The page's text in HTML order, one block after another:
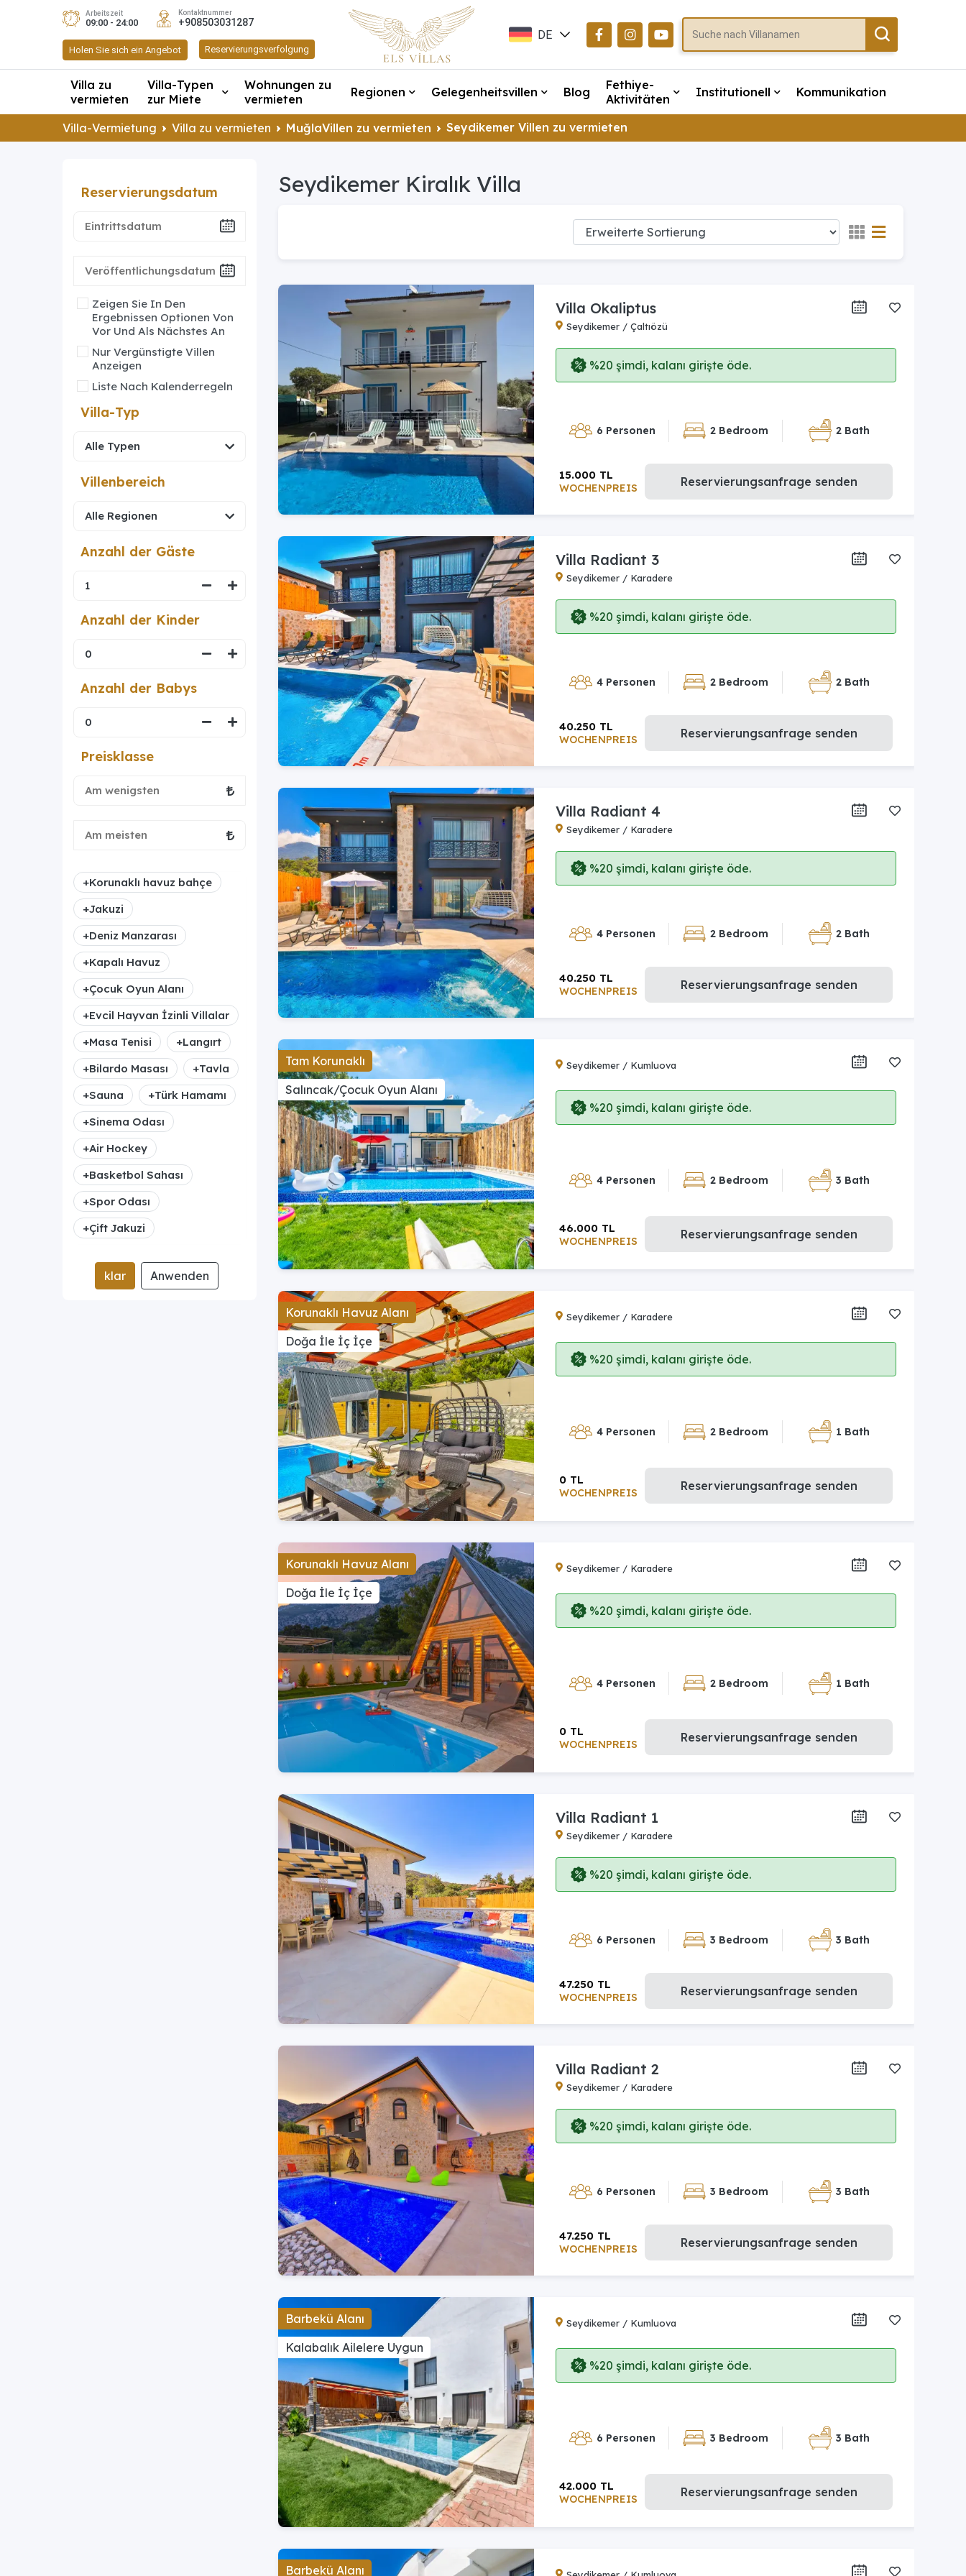
Arbeitszeit
09:00 - 24:00
Kontaktnummer
+908503031287
Holen Sie sich ein Angebot Reservierungsverfolgung
DE
TR
Villa zu
vermieten
Villa-Typen
zur Miete
Wohnungen zu
vermieten
Regionen Gelegenheitsvillen Blog
Fethiye-
Aktivitäten
Institutionell Kommunikation
Villa-Vermietung Villa zu vermieten MuğlaVillen zu vermieten Seydikemer Villen zu vermieten
Reservierungsdatum
Zeigen Sie In Den
Ergebnissen Optionen Von
Vor Und Als Nächstes An
Nur Vergünstigte Villen
Anzeigen
Liste Nach Kalenderregeln
Villa-Typ
Villenbereich
Anzahl der Gäste
Anzahl der Kinder
Anzahl der Babys
Preisklasse
+Korunaklı havuz bahçe
+Jakuzi
+Deniz Manzarası
+Kapalı Havuz
+Çocuk Oyun Alanı
+Evcil Hayvan İzinli Villalar
+Masa Tenisi +Langırt
+Bilardo Masası +Tavla
+Sauna +Türk Hamamı
+Sinema Odası
+Air Hockey
+Basketbol Sahası
+Spor Odası
+Çift Jakuzi
klar Anwenden
Seydikemer Kiralık Villa
Villa Okaliptus
Seydikemer / Çaltıözü
%20 şimdi, kalanı girişte öde.
6 Personen 2 Bedroom 2 Bath
WOCHENPREIS
15.000 TL Reservierungsanfrage senden
Villa Radiant 3
Seydikemer / Karadere
%20 şimdi, kalanı girişte öde.
4 Personen 2 Bedroom 2 Bath
WOCHENPREIS
40.250 TL Reservierungsanfrage senden
Villa Radiant 4
Seydikemer / Karadere
%20 şimdi, kalanı girişte öde.
4 Personen 2 Bedroom 2 Bath
WOCHENPREIS
40.250 TL Reservierungsanfrage senden
Tam Korunaklı
Salıncak/Çocuk Oyun Alanı
Seydikemer / Kumluova
%20 şimdi, kalanı girişte öde.
4 Personen 2 Bedroom 3 Bath
WOCHENPREIS
46.000 TL Reservierungsanfrage senden
Korunaklı Havuz Alanı
Doğa İle İç İçe
Seydikemer / Karadere
%20 şimdi, kalanı girişte öde.
4 Personen 2 Bedroom 1 Bath
WOCHENPREIS
0 TL Reservierungsanfrage senden
Korunaklı Havuz Alanı
Doğa İle İç İçe
Seydikemer / Karadere
%20 şimdi, kalanı girişte öde.
4 Personen 2 Bedroom 1 Bath
WOCHENPREIS
0 TL Reservierungsanfrage senden
Villa Radiant 1
Seydikemer / Karadere
%20 şimdi, kalanı girişte öde.
6 Personen 3 Bedroom 3 Bath
WOCHENPREIS
47.250 TL Reservierungsanfrage senden
Villa Radiant 2
Seydikemer / Karadere
%20 şimdi, kalanı girişte öde.
6 Personen 3 Bedroom 3 Bath
WOCHENPREIS
47.250 TL Reservierungsanfrage senden
Barbekü Alanı
Kalabalık Ailelere Uygun
Seydikemer / Kumluova
%20 şimdi, kalanı girişte öde.
6 Personen 3 Bedroom 3 Bath
WOCHENPREIS
42.000 TL Reservierungsanfrage senden
Barbekü Alanı